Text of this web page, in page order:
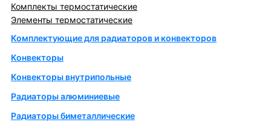
Комплекты термостатические
Элементы термостатические
Комплектующие для радиаторов и конвекторов
Конвекторы
Конвекторы внутрипольные
Радиаторы алюминиевые
Радиаторы биметаллические